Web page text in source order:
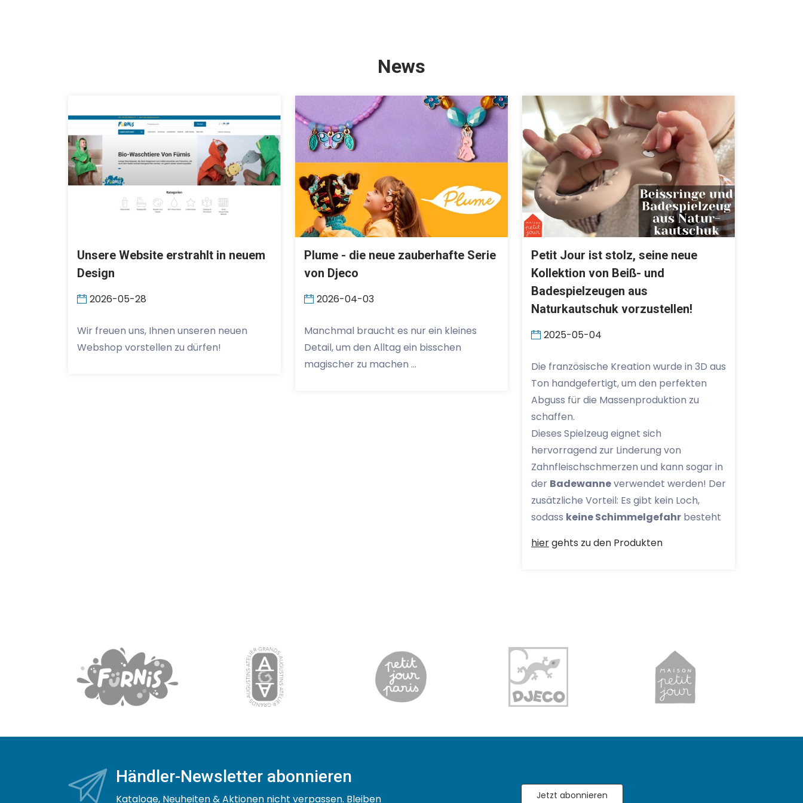
News
Unsere Website erstrahlt in neuem
Design
2026-05-28
Wir freuen uns, Ihnen unseren neuen
Webshop vorstellen zu dürfen!
Plume - die neue zauberhafte Serie
von Djeco
2026-04-03
Manchmal braucht es nur ein kleines
Detail, um den Alltag ein bisschen
magischer zu machen …
Petit Jour ist stolz, seine neue
Kollektion von Beiß- und
Badespielzeugen aus
Naturkautschuk vorzustellen!
2025-05-04
Die französische Kreation wurde in 3D aus
Ton handgefertigt, um den perfekten
Abguss für die Massenproduktion zu
schaffen.
Dieses Spielzeug eignet sich
hervorragend zur Linderung von
Zahnfleischschmerzen und kann sogar in
der Badewanneverwendet werden! Der
zusätzliche Vorteil: Es gibt kein Loch,
sodass keine Schimmelgefahr besteht
hiergehts zu den Produkten
Händler-Newsletter abonnieren
Kataloge, Neuheiten & Aktionen nicht verpassen. Bleiben Jetzt abonnieren